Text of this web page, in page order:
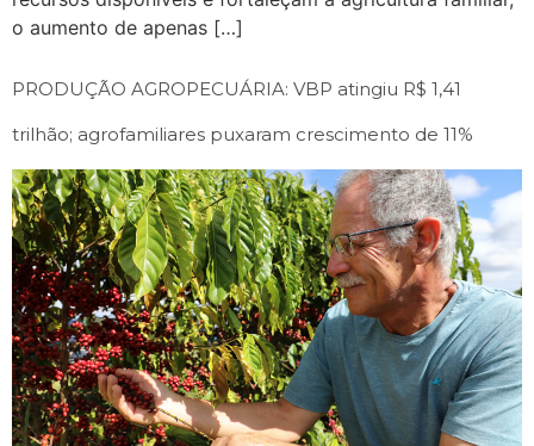
o aumento de apenas […]
PRODUÇÃO AGROPECUÁRIA: VBP atingiu R$ 1,41
trilhão; agrofamiliares puxaram crescimento de 11%